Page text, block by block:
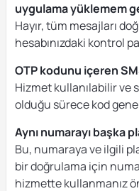
uygulama yüklemem
Hayır, tüm mesajları
hesabınızdaki kontrol
OTP kodunu içeren
Hizmet kullanılabilir ve
olduğu sürece kod
Aynı numarayı başka
Bu, numaraya ve ilgili
bir doğrulama için
hizmette kullanmanız